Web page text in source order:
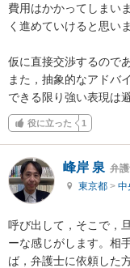
費用はかかってしまい
く進めていけると思いま
仮に直接交渉するので
また，抽象的なアドバ
できる限り強い表現は
役に立った 1
峰岸 泉 弁
東京都 > 中
呼び出して，そこで，
ーな感じがします。相
ば，弁護士に依頼した